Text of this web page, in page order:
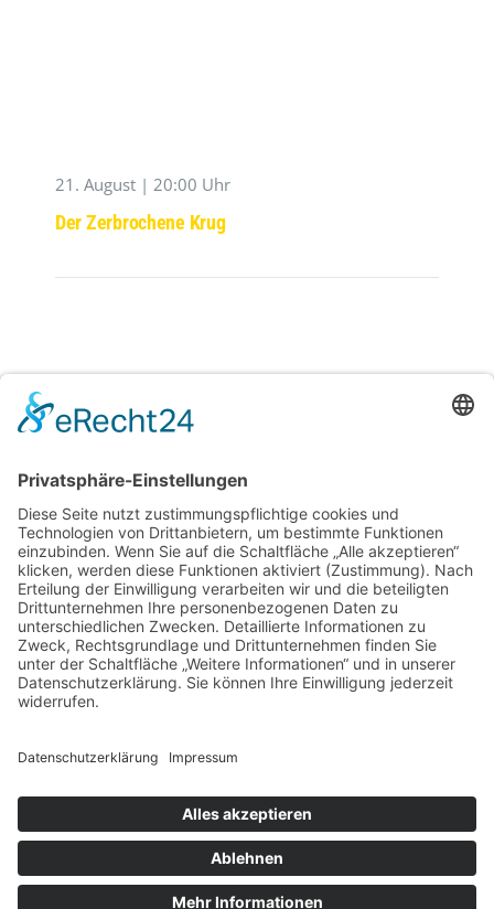
21. August | 20:00 Uhr
Der Zerbrochene Krug
29. August | 20:00 Uhr
Westpfälzer Blächbläserconsort ,,Blech Pur‘‘
© 2026 Stadt Dahn | Veranstaltungskalender für
Events in und um Dahn